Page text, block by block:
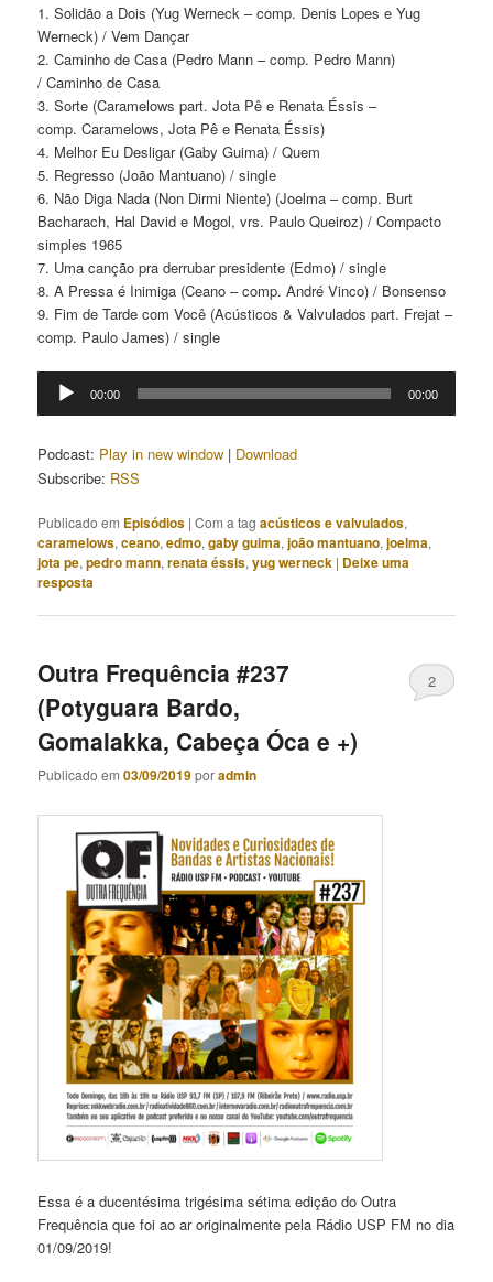
1. Solidão a Dois (Yug Werneck – comp. Denis Lopes e Yug
Werneck) / Vem Dançar
2. Caminho de Casa (Pedro Mann – comp. Pedro Mann)
/ Caminho de Casa
3. Sorte (Caramelows part. Jota Pê e Renata Éssis –
comp. Caramelows, Jota Pê e Renata Éssis)
4. Melhor Eu Desligar (Gaby Guima) / Quem
5. Regresso (João Mantuano) / single
6. Não Diga Nada (Non Dirmi Niente) (Joelma – comp. Burt
Bacharach, Hal David e Mogol, vrs. Paulo Queiroz) / Compacto
simples 1965
7. Uma canção pra derrubar presidente (Edmo) / single
8. A Pressa é Inimiga (Ceano – comp. André Vinco) / Bonsenso
9. Fim de Tarde com Você (Acústicos & Valvulados part. Frejat –
comp. Paulo James) / single
Tocador
00:00 00:00
Podcast: Play in new window | Download
Subscribe: RSS
Publicado em Episódios |Com a tagacústicos e valvulados,
caramelows,ceano,edmo,gaby guima,joão mantuano,joelma,
jota pe,pedro mann,renata éssis,yug werneck | Deixe uma
resposta
Outra Frequência #237
(Potyguara Bardo,
Gomalakka, Cabeça Óca e +)
Publicado em03/09/2019poradmin
2
Essa é a ducentésima trigésima sétima edição do Outra
Frequência que foi ao ar originalmente pela Rádio USP FM no dia
01/09/2019!